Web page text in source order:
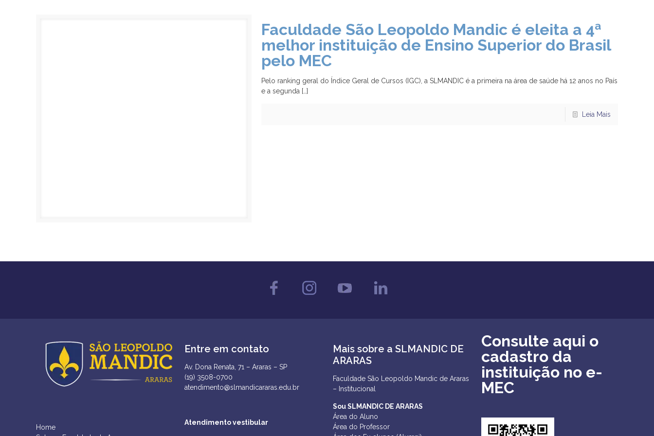
Faculdade São Leopoldo Mandic é eleita a 4ª
melhor instituição de Ensino Superior do Brasil
pelo MEC
Pelo ranking geral do Índice Geral de Cursos (IGC), a SLMANDIC é a primeira na área de saúde há 12 anos no País
e a segunda […]
Leia Mais
Home
Entre em contato
Av. Dona Renata, 71 – Araras – SP
(19) 3508-0700
atendimento@slmandicararas.edu.br
Atendimento vestibular
Mais sobre a SLMANDIC DE
ARARAS
Faculdade São Leopoldo Mandic de Araras
– Institucional
Sou SLMANDIC DE ARARAS
Área do Aluno
Área do Professor
Consulte aqui o
cadastro da
instituição no e-
MEC